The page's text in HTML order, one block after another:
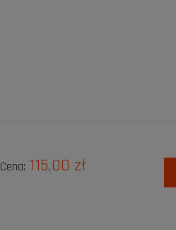
Cena: 115,00 zł